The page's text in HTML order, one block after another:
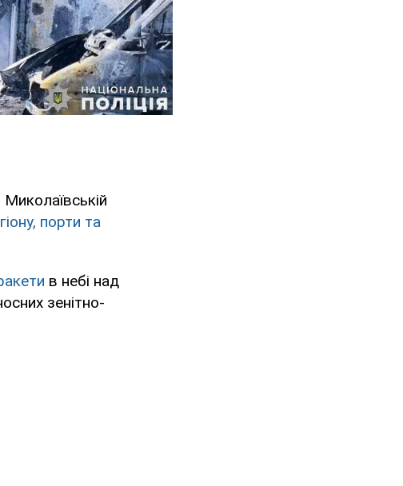
порти та
в небі над
зенітно-